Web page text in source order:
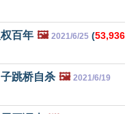
百年 🖼️ 2021/6/25 (53,936
跳桥自杀 🖼️ 2021/6/19